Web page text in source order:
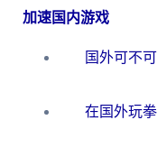
加速国内游戏